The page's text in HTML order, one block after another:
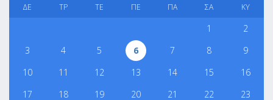
ΔΕ ΤΡ ΤΕ ΠΕ ΠΑ ΣΑ ΚΥ
1
2
3
4 5 6 7 8
9
10
11 12 13 14 15
16
17
18 19 20 21 22
23